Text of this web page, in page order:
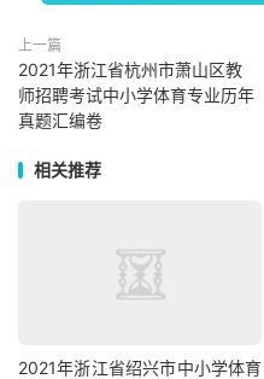
上一篇
2021年浙江省杭州市萧山区教
师招聘考试中小学体育专业历年
真题汇编卷
相关推荐
2021年浙江省绍兴市中小学体育